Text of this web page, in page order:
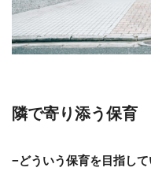
隣で寄り添う保育
−どういう保育を目指し